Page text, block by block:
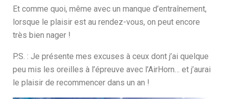
Et comme quoi, même avec un manque d’entraînement,
lorsque le plaisir est au rendez-vous, on peut encore
très bien nager !
P.S. : Je présente mes excuses à ceux dont j’ai quelque
peu mis les oreilles à l’épreuve avec l’AirHorn… et j’aurai
le plaisir de recommencer dans un an !